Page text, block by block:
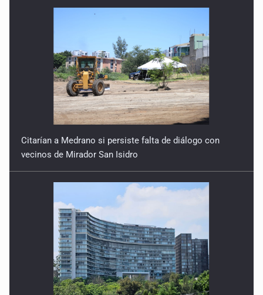
Citarían a Medrano si persiste falta de diálogo con
vecinos de Mirador San Isidro